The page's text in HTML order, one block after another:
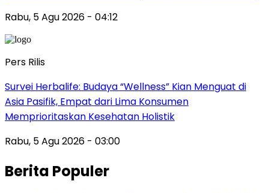
Rabu, 5 Agu 2026 - 04:12
Pers Rilis
Survei Herbalife: Budaya “Wellness” Kian Menguat di
Asia Pasifik, Empat dari Lima Konsumen
Memprioritaskan Kesehatan Holistik
Rabu, 5 Agu 2026 - 03:00
Berita Populer